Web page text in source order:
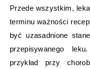
Przede wszystkim,
terminu ważności
być uzasadnione
przepisywanego
przykład przy